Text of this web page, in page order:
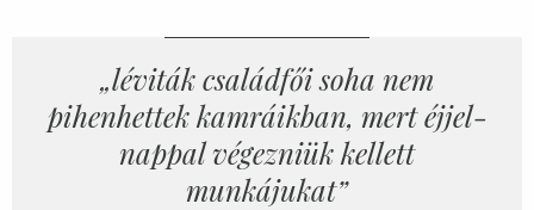
„léviták családfői soha nem
pihenhettek kamráikban, mert éjjel-
nappal végezniük kellett
munkájukat”